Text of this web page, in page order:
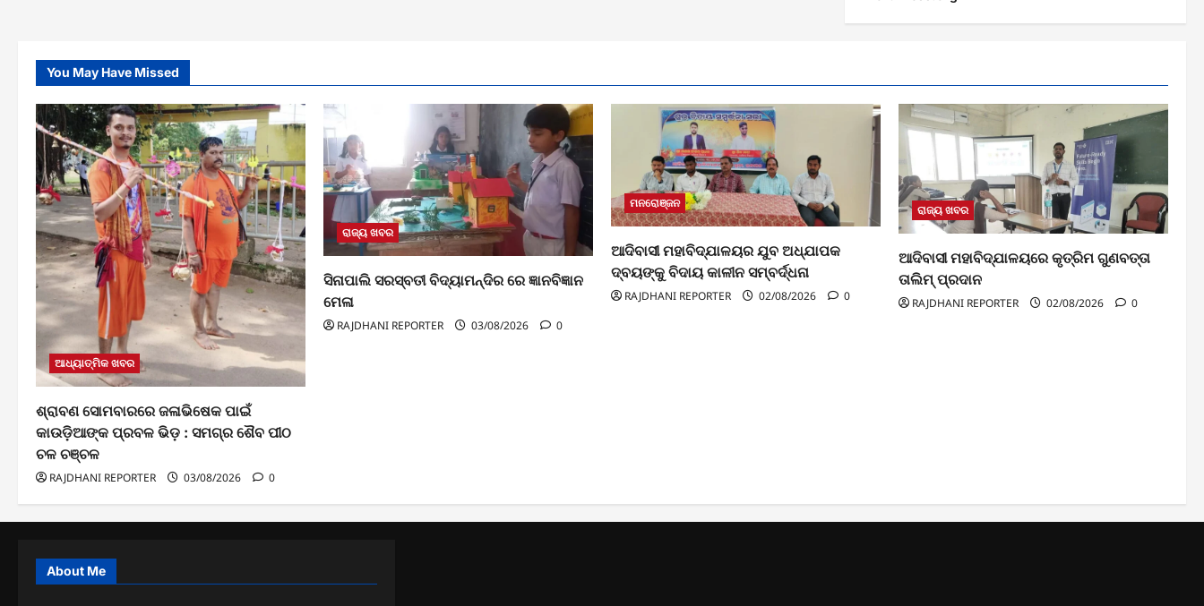
You May Have Missed
ଆଧ୍ୟାତ୍ମିକ ଖବର
ଶ୍ରାବଣ ସୋମବାରରେ ଜଳାଭିଷେକ ପାଇଁ
କାଉଡ଼ିଆଙ୍କ ପ୍ରବଳ ଭିଡ଼ : ସମଗ୍ର ଶୈବ ପୀଠ
ଚଳ ଚଞ୍ଚଳ
RAJDHANI REPORTER 03/08/2026 0
ରାଜ୍ୟ ଖବର
ସିନାପାଲି ସରସ୍ବତୀ ବିଦ୍ୟାମନ୍ଦିର ରେ ଜ୍ଞାନବିଜ୍ଞାନ
ମେଳା
RAJDHANI REPORTER 03/08/2026 0
ମନରୋଞ୍ଜନ
ଆଦିବାସୀ ମହାବିଦ୍ଯାଳୟର ଯୁବ ଅଧ୍ଯାପକ
ଦ୍ବୟଙ୍କୁ ବିଦାୟ କାଳୀନ ସମ୍ବର୍ଦ୍ଧନା
RAJDHANI REPORTER 02/08/2026 0
ରାଜ୍ୟ ଖବର
ଆଦିବାସୀ ମହାବିଦ୍ଯାଳୟରେ କୃତ୍ରିମ ଗୁଣବତ୍ତା
ତାଲିମ୍ ପ୍ରଦାନ
RAJDHANI REPORTER 02/08/2026 0
About Me